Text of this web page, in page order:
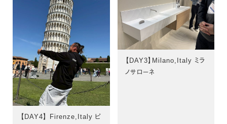
【DAY4】 Firenze,Italy ピ
【DAY3】Milano,Italy ミラ
ノサローネ